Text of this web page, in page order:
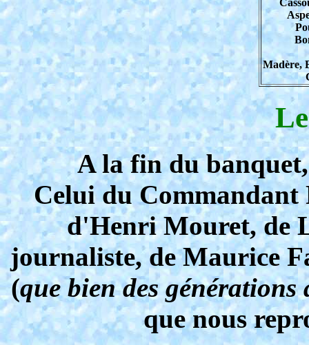
Madère,
A la fin du banquet,
Celui du
d'Henri Mouret, de
journaliste, de Maurice
(que bien des
que nous